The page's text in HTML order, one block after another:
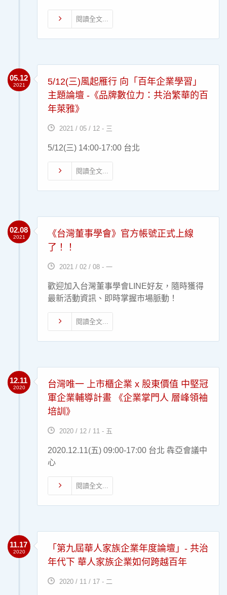
閱讀全文...
05.12
2021
5/12(三)風起雁行 向「百年企業學習」
主題論壇 -《品牌數位力：共治繁華的百
年萊雅》
2021 / 05 / 12 - 三
5/12(三) 14:00-17:00 台北
閱讀全文...
02.08
2021
《台灣董事學會》官方帳號正式上線
了！！
2021 / 02 / 08 - 一
歡迎加入台灣董事學會LINE好友，隨時獲得
最新活動資訊、即時掌握市場脈動！
閱讀全文...
12.11
2020
台灣唯一 上市櫃企業 x 股東價值 中堅冠
軍企業輔導計畫 《企業掌門人 層峰領袖
培訓》
2020 / 12 / 11 - 五
2020.12.11(五) 09:00-17:00 台北 犇亞會議中
心
閱讀全文...
11.17
2020
「第九屆華人家族企業年度論壇」- 共治
年代下 華人家族企業如何跨越百年
2020 / 11 / 17 - 二